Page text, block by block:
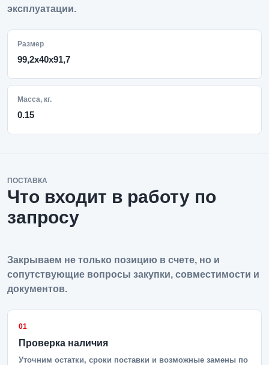
эксплуатации.
Размер
99,2x40x91,7
Масса, кг.
0.15
ПОСТАВКА
Что входит в работу по
запросу
Закрываем не только позицию в счете, но и
сопутствующие вопросы закупки, совместимости и
документов.
01
Проверка наличия
Уточним остатки, сроки поставки и возможные замены по